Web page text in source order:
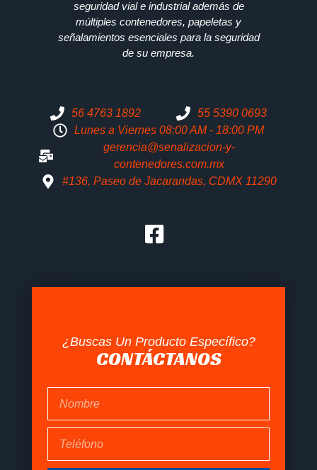
seguridad vial e industrial además de
múltiples contenedores, papeletas y
señalamientos esenciales para la seguridad
de su empresa.
56 4763 1892
55 5390 0693
Lunes a Viernes 08:00 AM - 18:00 PM
gerencia@senalizacion-y-
contenedores.com.mx
#136, Paseo de Jacarandas, CDMX 11290
¿Buscas Un Producto Específico?
CONTÁCTANOS